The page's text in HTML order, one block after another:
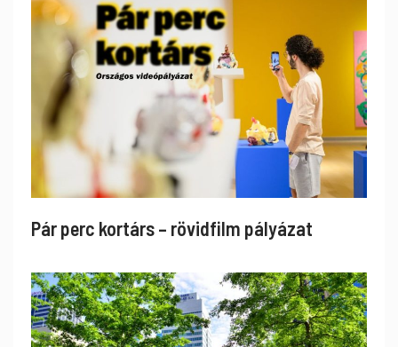
Pár perc kortárs – rövidfilm pályázat